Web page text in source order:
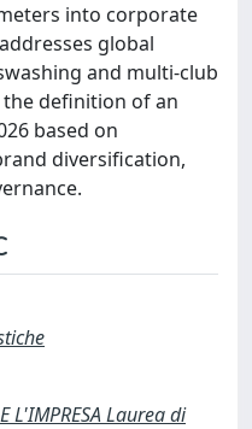
into corporate
global
and multi-club
definition of an
based on
diversification,
L'IMPRESA Laurea di